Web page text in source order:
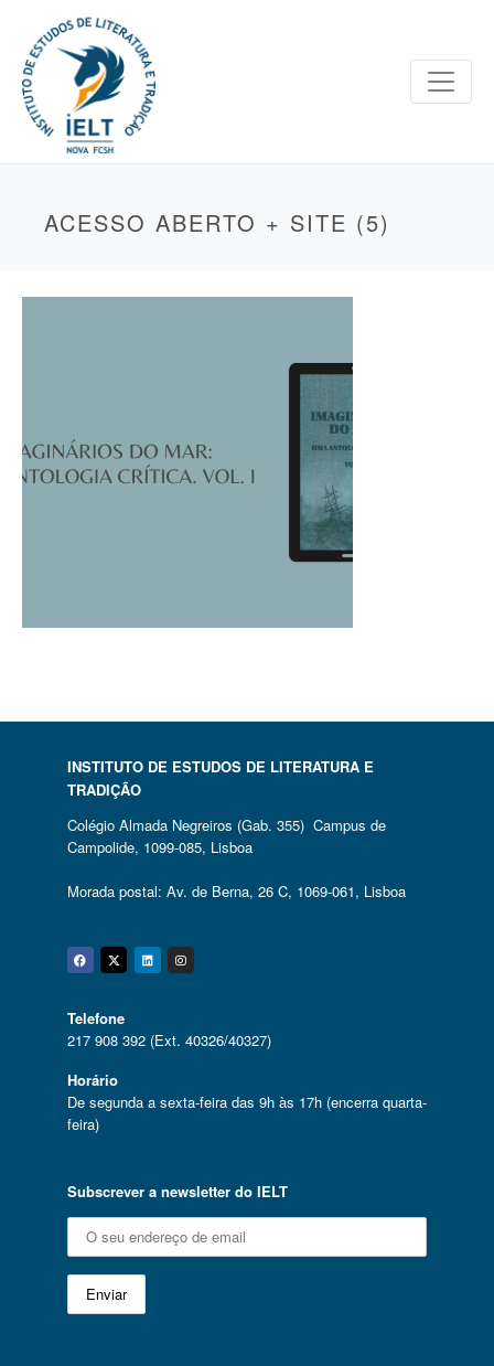
ACESSO ABERTO + SITE (5)
INSTITUTO DE ESTUDOS DE LITERATURA E
TRADIÇÃO
Colégio Almada Negreiros (Gab. 355) Campus de
Campolide, 1099-085, Lisboa
Morada postal: Av. de Berna, 26 C, 1069-061, Lisboa
Facebook
Twitter
Linkedin
Instagram
Telefone
217 908 392 (Ext. 40326/40327)
Horário
De segunda a sexta-feira das 9h às 17h (encerra quarta-
feira)
Subscrever a newsletter do IELT